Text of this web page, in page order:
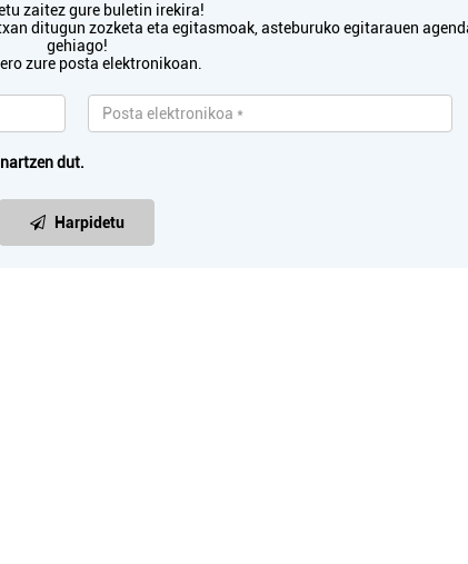
zaitez gure buletin irekira!
ditugun zozketa eta egitasmoak, asteburuko egitarauen
gehiago!
zure posta elektronikoan.
dut.
Harpidetu